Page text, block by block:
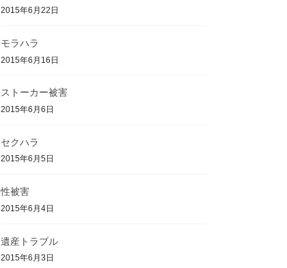
2015年6月22日
モラハラ
2015年6月16日
ストーカー被害
2015年6月6日
セクハラ
2015年6月5日
性被害
2015年6月4日
遺産トラブル
2015年6月3日